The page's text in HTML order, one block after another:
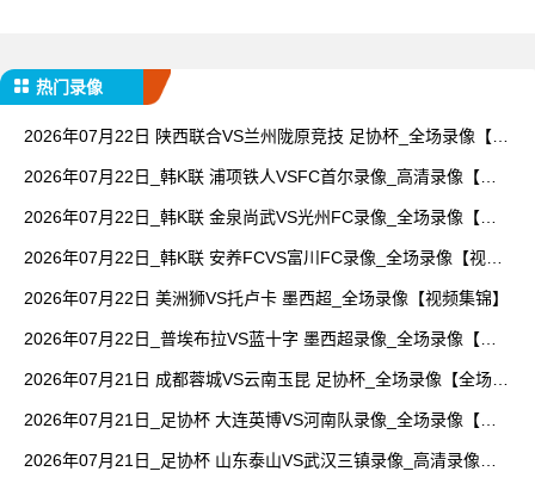
热门录像
2026年07月22日 陕西联合VS兰州陇原竞技 足协杯_全场录像【全
2026年07月22日_韩K联 浦项铁人VSFC首尔录像_高清录像【全
2026年07月22日_韩K联 金泉尚武VS光州FC录像_全场录像【高
2026年07月22日_韩K联 安养FCVS富川FC录像_全场录像【视频
2026年07月22日 美洲狮VS托卢卡 墨西超_全场录像【视频集锦】
2026年07月22日_普埃布拉VS蓝十字 墨西超录像_全场录像【高
2026年07月21日 成都蓉城VS云南玉昆 足协杯_全场录像【全场回
2026年07月21日_足协杯 大连英博VS河南队录像_全场录像【全
2026年07月21日_足协杯 山东泰山VS武汉三镇录像_高清录像